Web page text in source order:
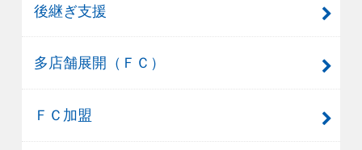
後継ぎ支援
多店舗展開（ＦＣ）
ＦＣ加盟